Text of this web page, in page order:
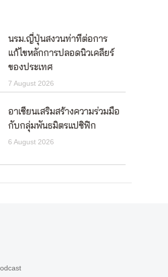
นรม.ญี่ปุ่นสงวนท่าทีต่อการ
แก้ไขหลักการปลอดนิวเคลียร์
ของประเทศ
7 August 2026
อาเซียนเสริมสร้างความร่วมมือ
กับกลุ่มพันธมิตรแปซิฟิก
6 August 2026